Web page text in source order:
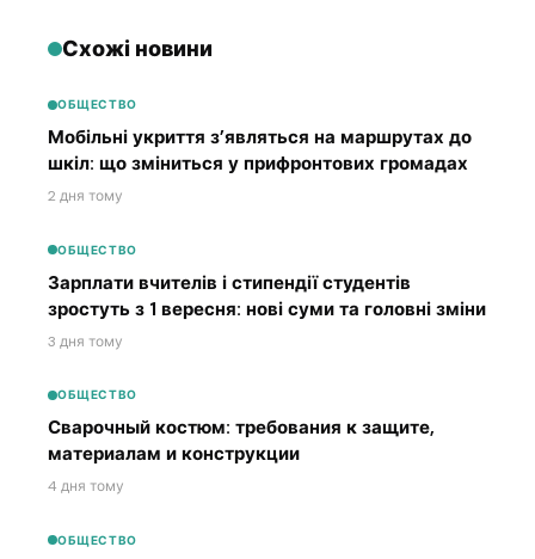
Схожі новини
ОБЩЕСТВО
Мобільні укриття з’являться на маршрутах до
шкіл: що зміниться у прифронтових громадах
2 дня тому
ОБЩЕСТВО
Зарплати вчителів і стипендії студентів
зростуть з 1 вересня: нові суми та головні зміни
3 дня тому
ОБЩЕСТВО
Сварочный костюм: требования к защите,
материалам и конструкции
4 дня тому
ОБЩЕСТВО